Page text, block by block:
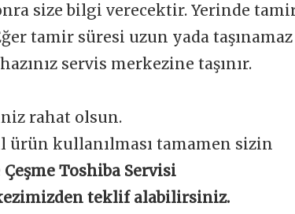
size bilgi verecektir. Yerinde
tamir süresi uzun yada taşınamaz
servis merkezine taşınır.
rahat olsun.
ürün kullanılması tamamen sizin
Çeşme Toshiba Servisi
teklif alabilirsiniz.